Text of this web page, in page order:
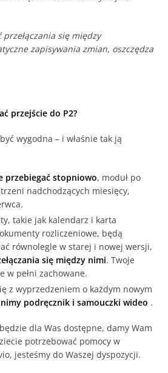
się między
zapisywania zmian, oszczędza
przejście do P2?
wygodna – i właśnie tak ją
przebiegać stopniowo, moduł po
nadchodzących miesięcy,
takie jak kalendarz i karta
rozliczeniowe, będą
równolegle w starej i nowej wersji,
się między nimi. Twoje
w pełni zachowane.
z wyprzedzeniem o każdym nowym
podręcznik i samouczki wideo .
dla Was dostępne, damy Wam
potrzebować pomocy w
jesteśmy do Waszej dyspozycji.